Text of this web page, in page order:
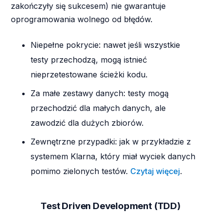
zakończyły się sukcesem) nie gwarantuje
oprogramowania wolnego od błędów.
Niepełne pokrycie: nawet jeśli wszystkie
testy przechodzą, mogą istnieć
nieprzetestowane ścieżki kodu.
Za małe zestawy danych: testy mogą
przechodzić dla małych danych, ale
zawodzić dla dużych zbiorów.
Zewnętrzne przypadki: jak w przykładzie z
systemem Klarna, który miał wyciek danych
pomimo zielonych testów. Czytaj więcej.
Test Driven Development (TDD)